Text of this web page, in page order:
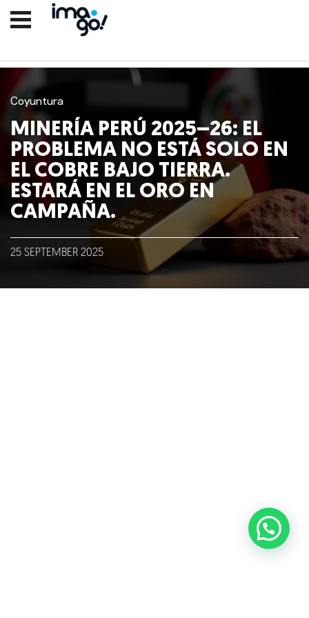
Nosotros
Clientes
Lo que hacemos
Coyuntura
MINERÍA PERÚ 2025–26: EL
PROBLEMA NO ESTÁ SOLO EN
EL COBRE BAJO TIERRA.
ESTARÁ EN EL ORO EN
CAMPAÑA.
25 SEPTEMBER 2025